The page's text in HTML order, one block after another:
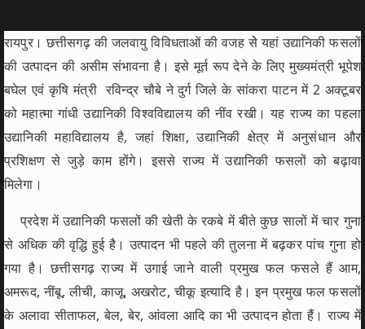
रायपुर। छत्तीसगढ़ की जलवायु विविधताओं की वजह सेे यहां उद्यानिकी फसलों
की उत्पादन की असीम संभावना है। इसे मूर्त रूप देने के लिए मुख्यमंत्री भूपेश
बघेल एवं कृषि मंत्री रविन्द्र चौबे ने दुर्ग जिले के सांकरा पाटन में 2 अक्टूबर
को महात्मा गांधी उद्यानिकी विश्वविद्यालय की नींव रखी। यह राज्य का पहला
उद्यानिकी महाविद्यालय है, जहां शिक्षा, उद्यानिकी क्षेत्र में अनुसंधान और
प्रशिक्षण से जुड़े काम होंगे। इससे राज्य में उद्यानिकी फसलों को बढ़ावा
मिलेगा।
प्रदेश में उद्यानिकी फसलों की खेती के रकबे में बीते कुछ सालों में चार गुना
से अधिक की वृद्धि हुई है। उत्पादन भी पहले की तुलना में बढ़कर पांच गुना हो
गया है। छत्तीसगढ़ राज्य में उगाई जाने वाली प्रमुख फल फसले हैं आम,
अमरूद, नींबू, लीची, काजू, अखरोट, चीकू इत्यादि है। इन प्रमुख फल फसलों
के अलावा सीताफल, बेल, बेर, आंवला आदि का भी उत्पादन होता हैं। राज्य में